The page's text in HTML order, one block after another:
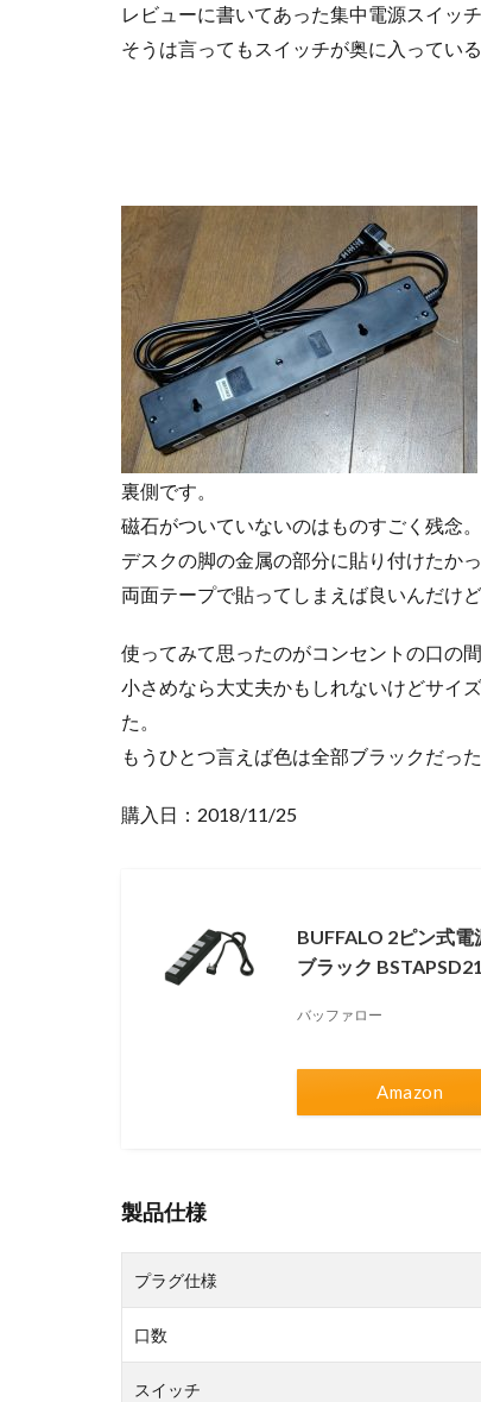
レビューに書いてあった集中電源スイッ
そうは言ってもスイッチが奥に入ってい
裏側です。
磁石がついていないのはものすごく残念。
デスクの脚の金属の部分に貼り付けたかっ
両面テープで貼ってしまえば良いんだけど
使ってみて思ったのがコンセントの口の
小さめなら大丈夫かもしれないけどサイ
た。
もうひとつ言えば色は全部ブラックだっ
購入日：2018/11/25
BUFFALO 2ピン式
ブラック
バッファロー
Amazon
製品仕様
プラグ仕様
口数
スイッチ